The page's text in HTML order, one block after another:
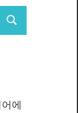
Search
에